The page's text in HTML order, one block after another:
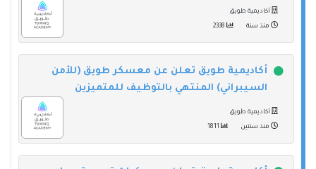
أكاديمية طويق
منذ سنة
أكاديمية طويق تعلن عن معسكر طويق (للأمن
السيبراني) المنتهي بالتوظيف للمتميزين
أكاديمية طويق
منذ سنتين